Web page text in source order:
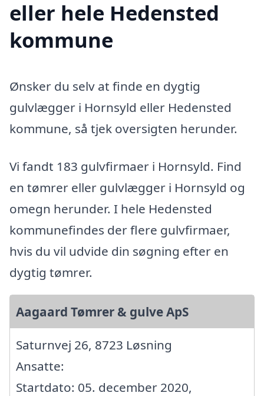
eller hele Hedensted
kommune
Ønsker du selv at finde en dygtig
gulvlægger i Hornsyld eller Hedensted
kommune, så tjek oversigten herunder.
Vi fandt 183 gulvfirmaer i Hornsyld. Find
en tømrer eller gulvlægger i Hornsyld og
omegn herunder. I hele Hedensted
kommunefindes der flere gulvfirmaer,
hvis du vil udvide din søgning efter en
dygtig tømrer.
Aagaard Tømrer & gulve ApS
Saturnvej 26, 8723 Løsning
Ansatte:
Startdato: 05. december 2020,